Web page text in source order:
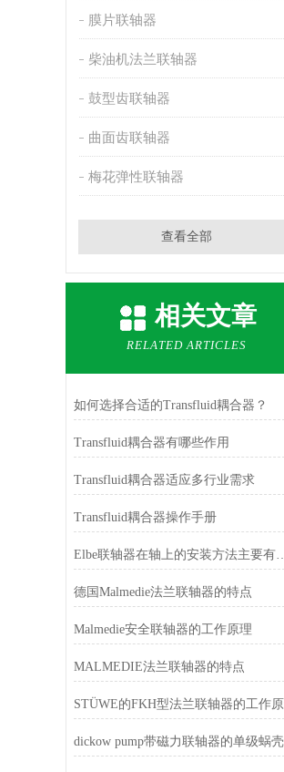
膜片联轴器
柴油机法兰联轴器
鼓型齿联轴器
曲面齿联轴器
梅花弹性联轴器
查看全部
相关文章
RELATED ARTICLES
如何选择合适的Transfluid耦合器？
Transfluid耦合器有哪些作用
Transfluid耦合器适应多行业需求
Transfluid耦合器操作手册
Elbe联轴器在轴上的
德国Malmedie法兰联轴器的特点
Malmedie安全联轴器的工作原理
MALMEDIE法兰联轴器的特点
STÜWE的FKH型法兰联轴器的工作